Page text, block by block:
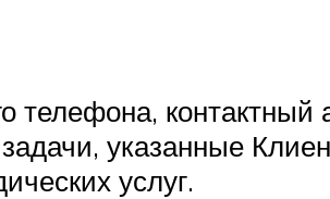
телефона, контактный
указанные
услуг.